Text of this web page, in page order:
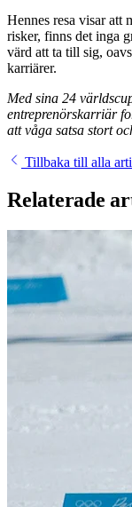
Hennes resa visar att
risker, finns det inga
värd att ta till sig,
karriärer.
Med sina 24
entreprenörskarriär
att våga satsa stort
Tillbaka till alla
Relaterade